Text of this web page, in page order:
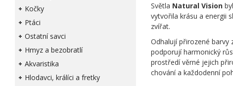
Kočky
Ptáci
Ostatní savci
Hmyz a bezobratlí
Akvaristika
Hlodavci, králíci a fretky
Světla Natural Vision
vytvořila krásu a energii
zvířat.
Odhalují přirozené barvy
podporují harmonický
prostředí věrné jejich
chování a každodenní